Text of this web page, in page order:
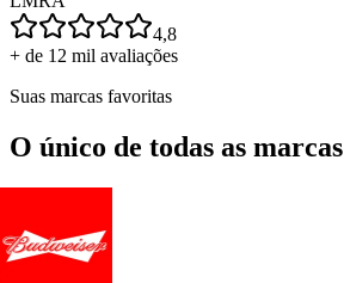
4,8
+ de 12 mil avaliações
Suas marcas favoritas
O único de todas as marcas